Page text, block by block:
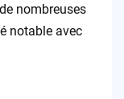
nombreuses
notable avec